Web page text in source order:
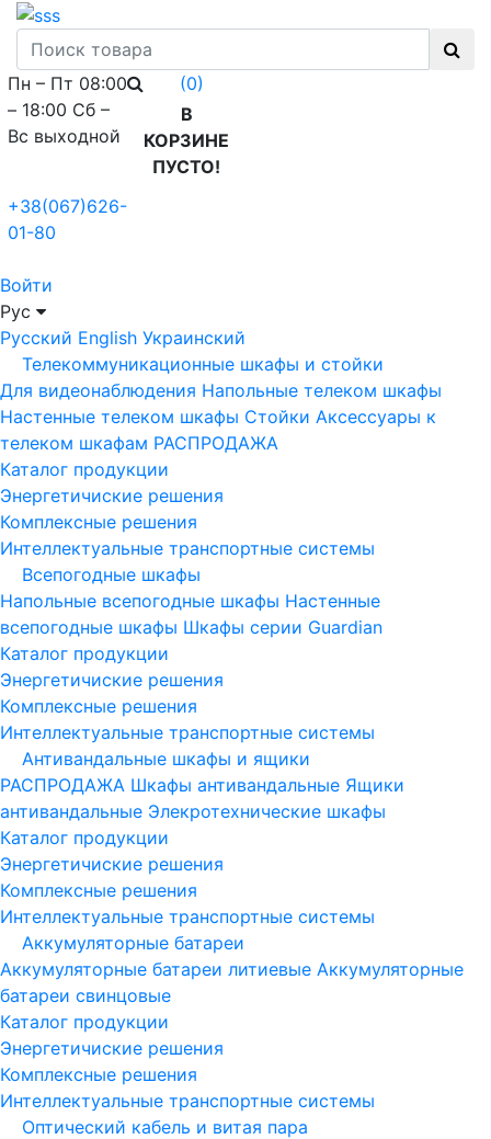
Пн – Пт 08:00
– 18:00 Сб –
Вс выходной
+38(067)626-
01-80
(0)
В
КОРЗИНЕ
ПУСТО!
Войти
Рус
Русский English Украинский
Телекоммуникационные шкафы и стойки
Для видеонаблюдения Напольные телеком шкафы
Настенные телеком шкафы Стойки Аксессуары к
телеком шкафам РАСПРОДАЖА
Каталог продукции
Энергетичиские решения
Комплексные решения
Интеллектуальные транспортные системы
Всепогодные шкафы
Напольные всепогодные шкафы Настенные
всепогодные шкафы Шкафы серии Guardian
Каталог продукции
Энергетичиские решения
Комплексные решения
Интеллектуальные транспортные системы
Антивандальные шкафы и ящики
РАСПРОДАЖА Шкафы антивандальные Ящики
антивандальные Элекротехнические шкафы
Каталог продукции
Энергетичиские решения
Комплексные решения
Интеллектуальные транспортные системы
Аккумуляторные батареи
Аккумуляторные батареи литиевые Аккумуляторные
батареи свинцовые
Каталог продукции
Энергетичиские решения
Комплексные решения
Интеллектуальные транспортные системы
Оптический кабель и витая пара